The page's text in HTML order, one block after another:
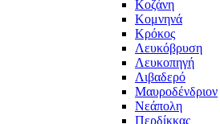
Κοζάνη
Κομνηνά
Κρόκος
Λευκόβρυση
Λευκοπηγή
Λιβαδερό
Μαυροδένδριον
Νεάπολη
Περδίκκας